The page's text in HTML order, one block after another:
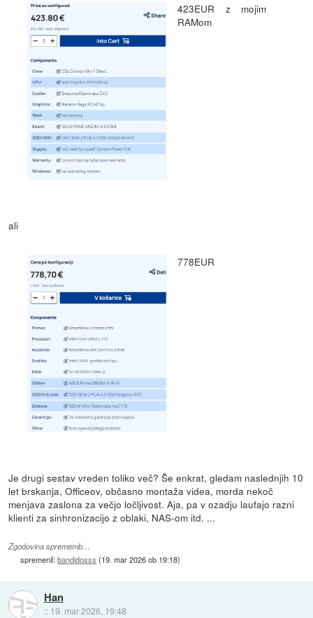
423EUR z mojim
RAMom
ali
778EUR
Je drugi sestav vreden toliko več? Še enkrat, gledam naslednjih 10
let brskanja, Officeov, občasno montaža videa, morda nekoč
menjava zaslona za večjo ločljivost. Aja, pa v ozadju laufajo razni
klienti za sinhronizacijo z oblaki, NAS-om itd. ...
Zgodovina sprememb…
spremenil:bandidosss (19. mar 2026 ob 19:18)
Han
:: 19. mar 2026, 19:48